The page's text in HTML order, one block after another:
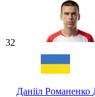
32
Данііл Романенко